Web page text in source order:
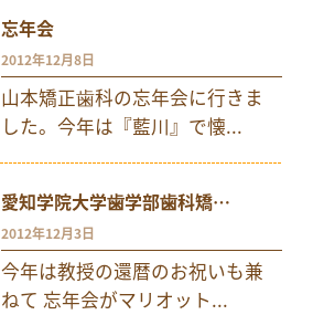
忘年会
2012年12月8日
山本矯正歯科の忘年会に行きま
した。今年は『藍川』で懐...
愛知学院大学歯学部歯科矯…
2012年12月3日
今年は教授の還暦のお祝いも兼
ねて 忘年会がマリオット...